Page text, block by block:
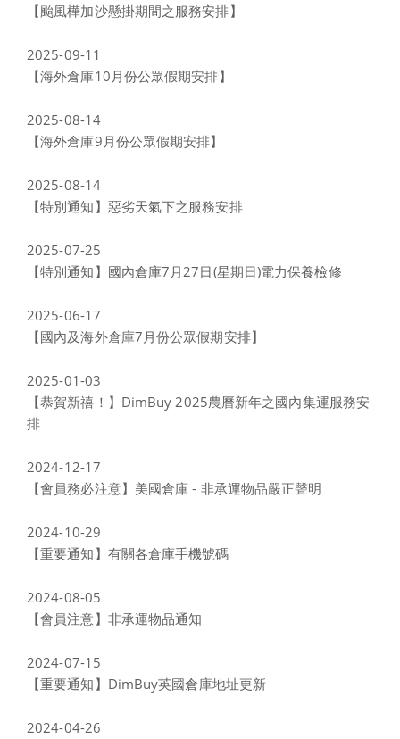
【颱風樺加沙懸掛期間之服務安排】
2025-09-11
【海外倉庫10月份公眾假期安排】
2025-08-14
【海外倉庫9月份公眾假期安排】
2025-08-14
【特別通知】惡劣天氣下之服務安排
2025-07-25
【特別通知】國內倉庫7月27日(星期日)電力保養檢修
2025-06-17
【國內及海外倉庫7月份公眾假期安排】
2025-01-03
【恭賀新禧！】DimBuy 2025農曆新年之國內集運服務安
排
2024-12-17
【會員務必注意】美國倉庫 - 非承運物品嚴正聲明
2024-10-29
【重要通知】有關各倉庫手機號碼
2024-08-05
【會員注意】非承運物品通知
2024-07-15
【重要通知】DimBuy英國倉庫地址更新
2024-04-26